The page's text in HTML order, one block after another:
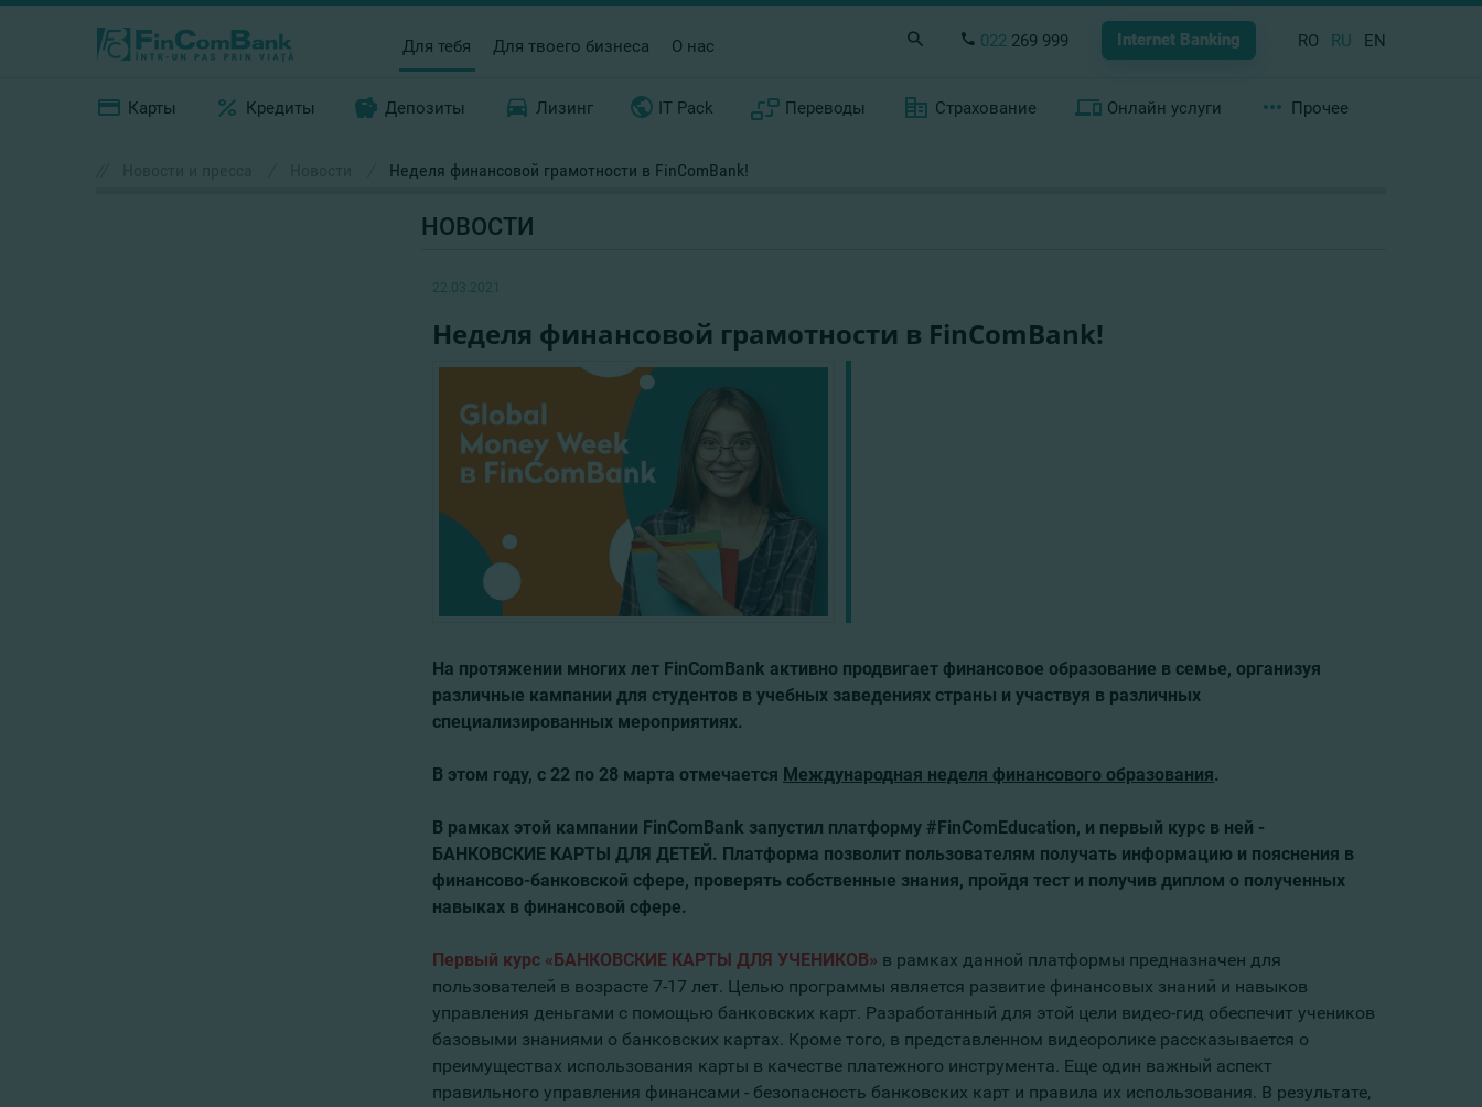
Для тебя Для твоего бизнеса О нас 022 269 999 Internet Banking RO RU EN
Карты Кредиты Депозиты Лизинг IT Pack Переводы Страхование Онлайн услуги Прочее
Неделя финансовой грамотности в FinComBank!
НОВОСТИ
22.03.2021
Неделя финансовой грамотности в FinComBank!
На протяжении многих лет FinComBank активно продвигает финансовое образование в семье, организуя
различные кампании для студентов в учебных заведениях страны и участвуя в различных
специализированных мероприятиях.
В этом году, с 22 по 28 марта отмечается Международная неделя финансового образования.
В рамках этой кампании FinComBank запустил платформу #FinComEducation, и первый курс в ней -
БАНКОВСКИЕ КАРТЫ ДЛЯ ДЕТЕЙ. Платформа позволит пользователям получать информацию и пояснения в
финансово-банковской сфере, проверять собственные знания, пройдя тест и получив диплом о полученных
навыках в финансовой сфере.
Первый курс «БАНКОВСКИЕ КАРТЫ ДЛЯ УЧЕНИКОВ» в рамках данной платформы предназначен для
пользователей в возрасте 7-17 лет. Целью программы является развитие финансовых знаний и навыков
управления деньгами с помощью банковских карт. Разработанный для этой цели видео-гид обеспечит учеников
базовыми знаниями о банковских картах. Кроме того, в представленном видеоролике рассказывается о
преимуществах использования карты в качестве платежного инструмента. Еще один важный аспект
правильного управления финансами - безопасность банковских карт и правила их использования. В результате,